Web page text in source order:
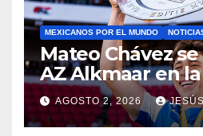
MEXICANOS POR EL MUNDO
Mateo Chávez
AZ Alkmaar en
de Países Bajos
AGOSTO 2, 2026